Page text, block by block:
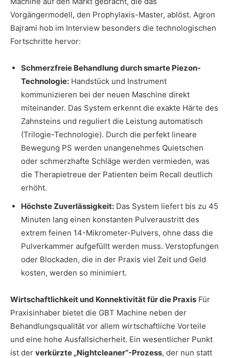
Vorgängermodell, den Prophylaxis-Master, ablöst. Agron
Bajrami hob im Interview besonders die technologischen
Fortschritte hervor:
Schmerzfreie Behandlung durch smarte Piezon-
Technologie: Handstück und Instrument
kommunizieren bei der neuen Maschine direkt
miteinander. Das System erkennt die exakte Härte des
Zahnsteins und reguliert die Leistung automatisch
(Trilogie-Technologie). Durch die perfekt lineare
Bewegung PS werden unangenehmes Quietschen
oder schmerzhafte Schläge werden vermieden, was
die Therapietreue der Patienten beim Recall deutlich
erhöht.
Höchste Zuverlässigkeit: Das System liefert bis zu 45
Minuten lang einen konstanten Pulveraustritt des
extrem feinen 14-Mikrometer-Pulvers, ohne dass die
Pulverkammer aufgefüllt werden muss. Verstopfungen
oder Blockaden, die in der Praxis viel Zeit und Geld
kosten, werden so minimiert.
Wirtschaftlichkeit und Konnektivität für die Praxis Für
Praxisinhaber bietet die GBT Machine neben der
Behandlungsqualität vor allem wirtschaftliche Vorteile
und eine hohe Ausfallsicherheit. Ein wesentlicher Punkt
ist der verkürzte „Nightcleaner“-Prozess, der nun statt